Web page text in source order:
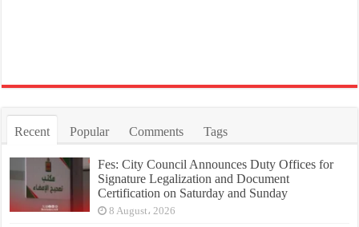
Recent Popular Comments Tags
Fes: City Council Announces Duty Offices for
Signature Legalization and Document
Certification on Saturday and Sunday
8 August، 2026